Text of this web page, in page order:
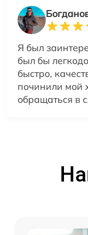
Я был
был бы
быстро,
починили мой
обращаться в